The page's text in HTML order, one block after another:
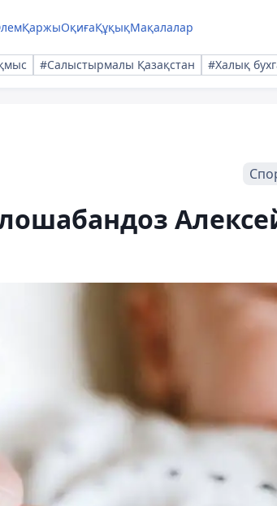
ҚаржыОқиғаҚұқықМақалалар
#Салыстырмалы Қазақстан #Халық